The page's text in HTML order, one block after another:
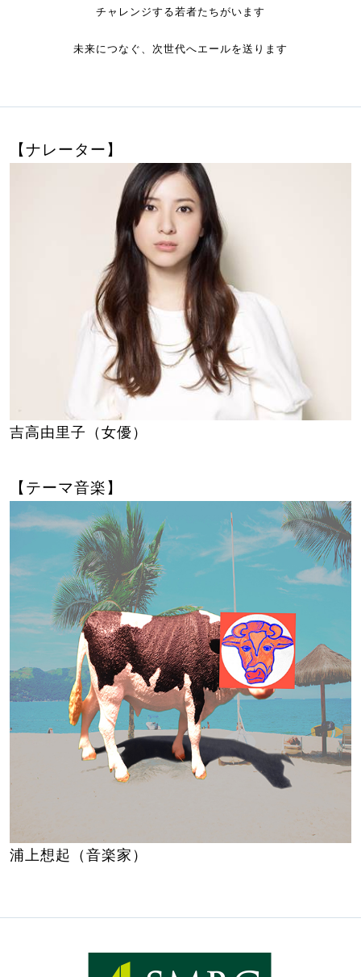
チャレンジする若者たちがいます
未来につなぐ、次世代へエールを送ります
【ナレーター】
吉高由里子（女優）
【テーマ音楽】
浦上想起（音楽家）